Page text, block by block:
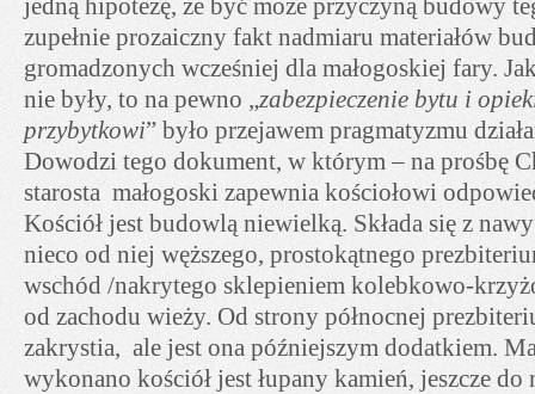
jedną hipotezę, że być może przyczyną budowy
zupełnie prozaiczny fakt nadmiaru materiałów
gromadzonych wcześniej dla małogoskiej fary.
nie były, to na pewno „zabezpieczenie bytu i
przybytkowi” było przejawem pragmatyzmu
Dowodzi tego dokument, w którym – na prośbę
starosta małogoski zapewnia kościołowi
Kościół jest budowlą niewielką. Składa się z
nieco od niej węższego, prostokątnego
wschód /nakrytego sklepieniem kolebkowo-
od zachodu wieży. Od strony północnej
zakrystia, ale jest ona późniejszym dodatkiem.
wykonano kościół jest łupany kamień, jeszcze do